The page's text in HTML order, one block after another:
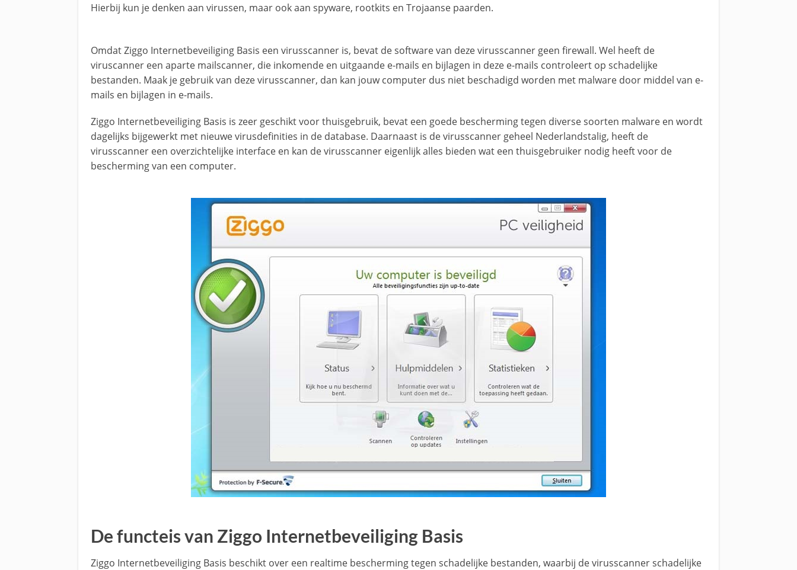
Hierbij kun je denken aan virussen, maar ook aan spyware, rootkits en Trojaanse paarden.
Omdat Ziggo Internetbeveiliging Basis een virusscanner is, bevat de software van deze virusscanner geen firewall. Wel heeft de
viruscanner een aparte mailscanner, die inkomende en uitgaande e-mails en bijlagen in deze e-mails controleert op schadelijke
bestanden. Maak je gebruik van deze virusscanner, dan kan jouw computer dus niet beschadigd worden met malware door middel van e-
mails en bijlagen in e-mails.
Ziggo Internetbeveiliging Basis is zeer geschikt voor thuisgebruik, bevat een goede bescherming tegen diverse soorten malware en wordt
dagelijks bijgewerkt met nieuwe virusdefinities in de database. Daarnaast is de virusscanner geheel Nederlandstalig, heeft de
virusscanner een overzichtelijke interface en kan de virusscanner eigenlijk alles bieden wat een thuisgebruiker nodig heeft voor de
bescherming van een computer.
De functeis van Ziggo Internetbeveiliging Basis
Ziggo Internetbeveiliging Basis beschikt over een realtime bescherming tegen schadelijke bestanden, waarbij de virusscanner schadelijke